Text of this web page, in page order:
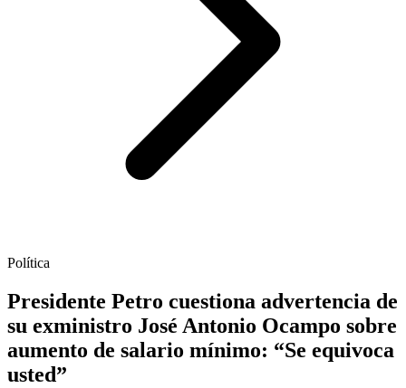
Política
Presidente Petro cuestiona advertencia de
su exministro José Antonio Ocampo sobre
aumento de salario mínimo: “Se equivoca
usted”